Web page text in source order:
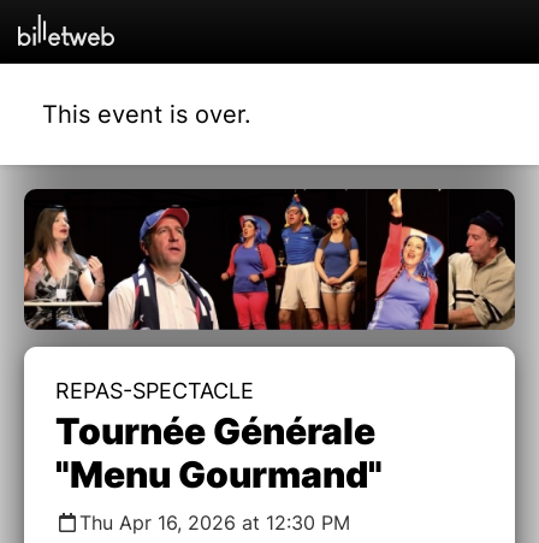
This event is over.
REPAS-SPECTACLE
Tournée Générale
"Menu Gourmand"
Thu Apr 16, 2026 at 12:30 PM